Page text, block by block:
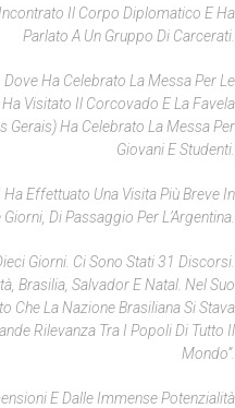
Il Corpo Diplomatico E Ha
Parlato A Un Gruppo Di Carcerati.
Dove Ha Celebrato La Messa Per Le
Visitato Il Corcovado E La Favela
Gerais) Ha Celebrato La Messa Per
Giovani E Studenti.
Effettuato Una Visita Più Breve In
Di Passaggio Per L’Argentina.
Giorni. Ci Sono Stati 31 Discorsi.
Brasilia, Salvador E Natal. Nel Suo
Che La Nazione Brasiliana Si Stava
Rilevanza Tra I Popoli Di Tutto Il
Mondo”.
E Dalle Immense Potenzialità